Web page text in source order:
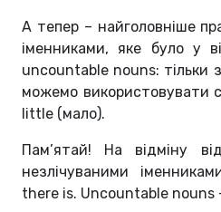
А тепер – найголовніше
іменниками, яке було у
uncountable nouns: тільки
можемо використовувати
little (мало).
Пам’ятай! На відміну
незлічуваними
there is. Uncountable